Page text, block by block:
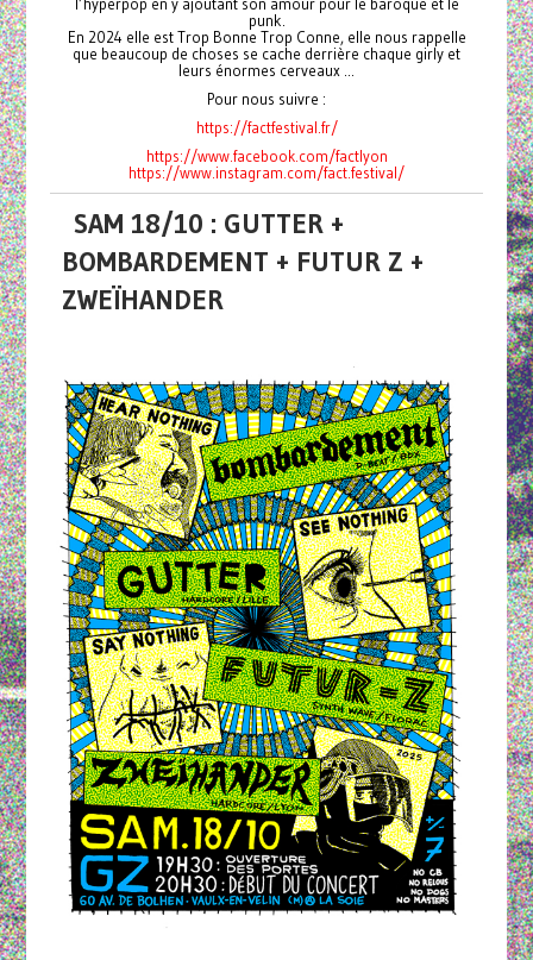
punk.
En 2024 elle est Trop Bonne Trop Conne, elle nous rappelle
que beaucoup de choses se cache derrière chaque girly et
leurs énormes cerveaux ...
Pour nous suivre :
https://factfestival.fr/
https://www.facebook.com/factlyon
https://www.instagram.com/fact.festival/
SAM 18/10 : GUTTER +
BOMBARDEMENT + FUTUR Z +
ZWEÏHANDER